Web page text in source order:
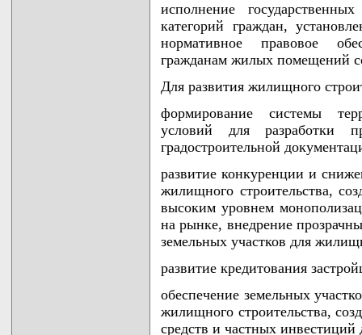
исполнение
категорий граждан,
нормативное правовое
гражданам жилых помещений
Для развития жилищного
формирование системы
условий для разработки
градостроительной
развитие конкуренции и
жилищного строительства,
высоким уровнем
на рынке, внедрение
земельных участков для
развитие кредитования
обеспечение земельных
жилищного строительства,
средств и частных инвестиций